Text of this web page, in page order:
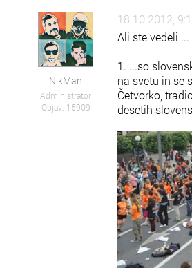
Zanimivosti
Zdravje in kulinarika
Vse o Zmaga.com
NikMan
Administrator
Objav: 15909
18.10.2012,
Ali ste vedeli ...
1. ...so
na svetu in se
Četvorko,
desetih